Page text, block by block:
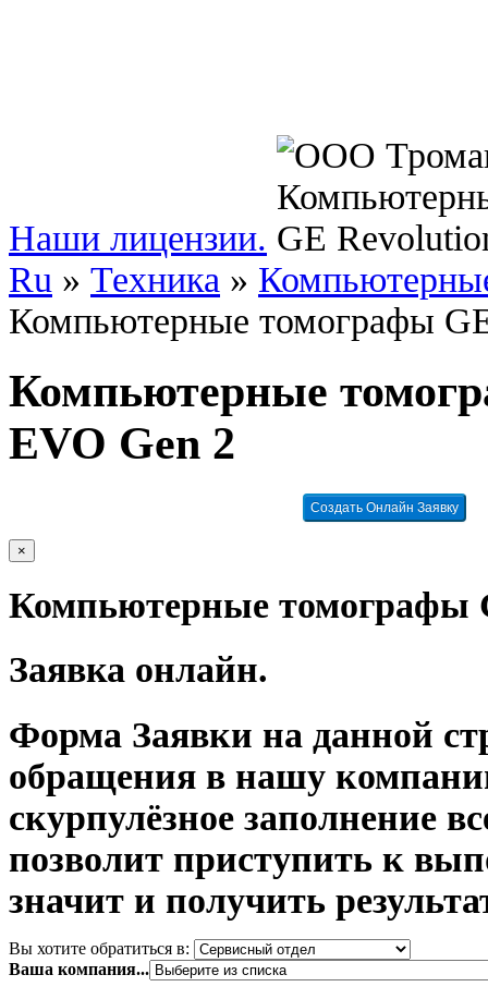
Наши лицензии.
Ru » Техника »
Компьютерные томографы
Компьютерные
EVO Gen 2
Создать Онлайн Заявку
×
Компьютерные томографы
Заявка онлайн.
Форма Заявки на данной
обращения в нашу
скурпулёзное заполнение
позволит приступить к
значит и получить
Вы хотите обратиться в:
Ваша компания...